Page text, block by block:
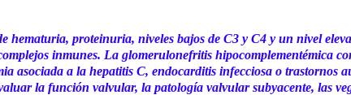
hematuria, proteinuria, niveles bajos de C3 y C4 y un nivel
inmunes. La glomerulonefritis hipocomplementémica
asociada a la hepatitis C, endocarditis infecciosa o trastornos
la función valvular, la patología valvular subyacente, las